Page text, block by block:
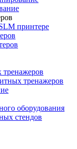
принтере
тренажеров
тренажеров
оборудования
стендов